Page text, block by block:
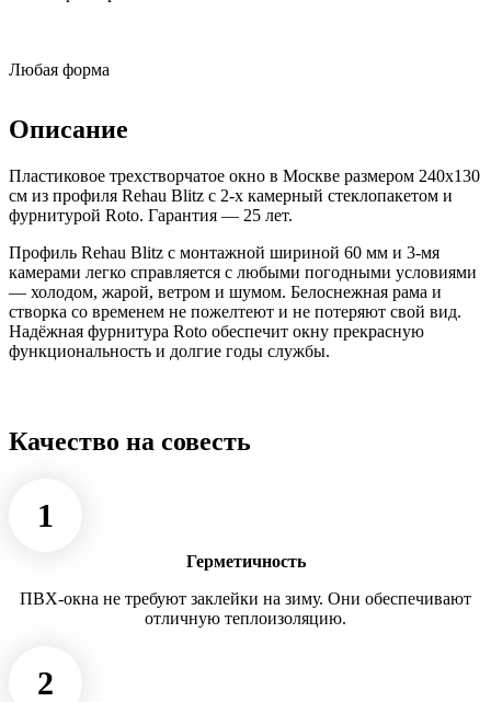
Любая форма
Описание
Пластиковое трехстворчатое окно в Москве размером 240x130
см из профиля Rehau Blitz с 2-х камерный стеклопакетом и
фурнитурой Roto. Гарантия — 25 лет.
Профиль Rehau Blitz с монтажной шириной 60 мм и 3-мя
камерами легко справляется с любыми погодными условиями
— холодом, жарой, ветром и шумом. Белоснежная рама и
створка со временем не пожелтеют и не потеряют свой вид.
Надёжная фурнитура Roto обеспечит окну прекрасную
функциональность и долгие годы службы.
Качество на совесть
1
Герметичность
ПВХ-окна не требуют заклейки на зиму. Они обеспечивают
отличную теплоизоляцию.
2